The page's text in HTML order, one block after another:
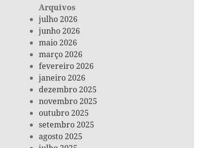
Arquivos
julho 2026
junho 2026
maio 2026
março 2026
fevereiro 2026
janeiro 2026
dezembro 2025
novembro 2025
outubro 2025
setembro 2025
agosto 2025